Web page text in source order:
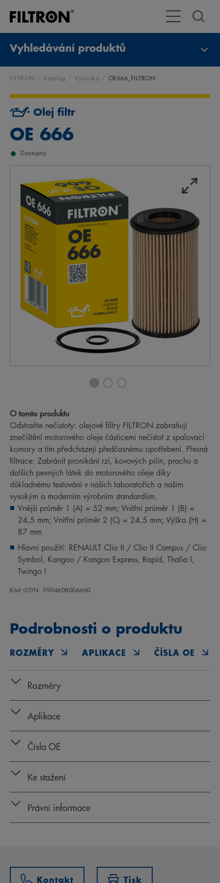
Přepnout
Vyhledávání produktů
FILTRON Katalog Výsledky OE666_FILTRON
Olej filtr
OE 666
Dostupný
O tomto produktu
Odstraňte nečistoty: olejové filtry FILTRON zabraňují
znečištění motorového oleje částicemi nečistot z spalovací
komory a tím předcházejí předčasnému opotřebení. Přesná
filtrace: Zabránit pronikání rzi, kovových pilin, prachu a
dalších pevných látek do motorového oleje díky
důkladnému testování v našich laboratořích a našim
vysokým a moderním výrobním standardům.
Vnější průměr 1 (A) = 52 mm; Vnitřní průměr 1 (B) =
24,5 mm; Vnitřní průměr 2 (C) = 24,5 mm; Výška (H) =
87 mm
Hlavní použití: RENAULT Clio II / Clio II Campus / Clio
Symbol, Kangoo / Kangoo Express, Rapid, Thalia I,
Twingo I
Kód GTIN: 5904608006660
Podrobnosti o produktu
ROZMĚRY APLIKACE ČÍSLA OE
Rozměry
Aplikace
Čísla OE
Ke stažení
Právní informace
Kontakt Tisk